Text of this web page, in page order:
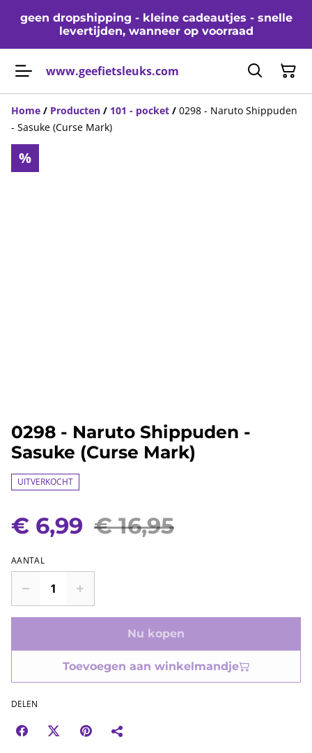
geen dropshipping - kleine cadeautjes - snelle
levertijden, wanneer op voorraad
www.geefietsleuks.com
Home / Producten / 101 - pocket / 0298 - Naruto Shippuden
- Sasuke (Curse Mark)
%
0298 - Naruto Shippuden -
Sasuke (Curse Mark)
UITVERKOCHT
€ 6,99 € 16,95
AANTAL
Nu kopen
Toevoegen aan winkelmandje
DELEN